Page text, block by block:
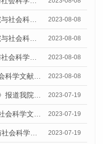
8月3日《中国发展网》报道我院与社会科学文献出版社联合发布的《广州蓝皮书：广州城市国际化发展报告（2023）——中国式现代化与城市国际化》媒体文章 2023-08-08
8月3日《中国发展网》报道我院与社会科学文献出版社联合发布的《广州蓝皮书：广州城市国际化发展报告（2023）——中国式现代化与城市国际化》媒体文章 2023-08-08
8月3日《信息时报》报道我院与社会科学文献出版社联合发布的《广州蓝皮书：广州城市国际化发展报告（2023）——中国式现代化与城市国际化》媒体文章 2023-08-08
8月3日《南方+》报道我院与社会科学文献出版社联合发布的《广州蓝皮书：广州城市国际化发展报告（2023）——中国式现代化与城市国际化》媒体文章 2023-08-08
7月14日《经济日报新闻客户端》报道我院与社会科学文献出版社联合发布的《广州蓝皮书：广州经济发展报告（2023）》的媒体文章 2023-07-19
7月13日《南方网》报道我院与社会科学文献出版社联合发布了《广州蓝皮书：广州城乡融合发展报告（2023）》的媒体文章 2023-07-19
7月13日《花城FM》报道我院与社会科学文献出版社联合发布了《广州蓝皮书：广州城乡融合发展报告（2023）》的媒体文章 2023-07-19